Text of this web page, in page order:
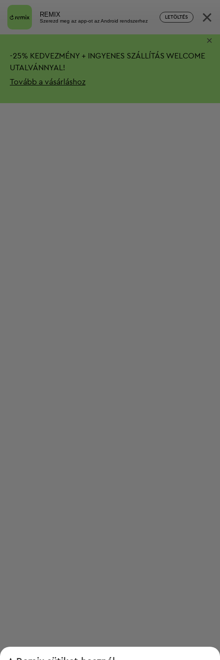
REMIX
Szerezd meg az app-ot az Android rendszerhez
LETÖLTÉS ×
-25% KEDVEZMÉNY + INGYENES SZÁLLÍTÁS WELCOME
UTALVÁNNYAL!
Tovább a vásárláshoz
×